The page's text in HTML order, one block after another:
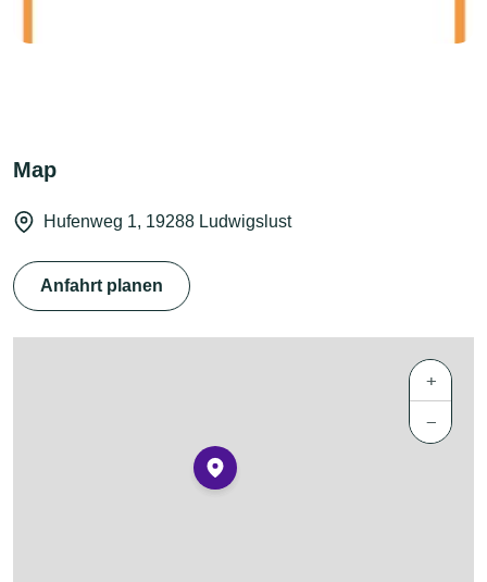
Map
Hufenweg 1, 19288 Ludwigslust
Anfahrt planen
+
−